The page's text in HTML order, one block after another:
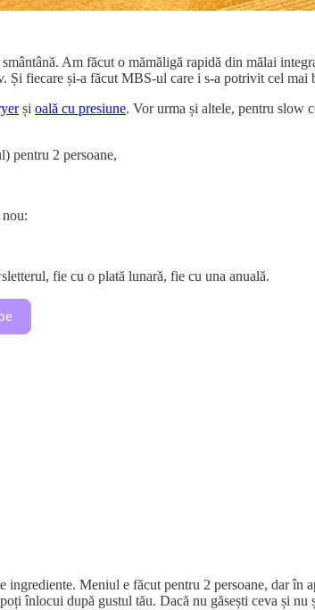
Am făcut o mămăligă rapidă din mălai
Și fiecare și-a făcut MBS-ul care i s-a potrivit cel
și oală cu presiune. Vor urma și altele, pentru slow
pentru 2 persoane,
fie cu o plată lunară, fie cu una anuală.
ingrediente. Meniul e făcut pentru 2 persoane, dar în
înlocui după gustul tău. Dacă nu găsești ceva și nu